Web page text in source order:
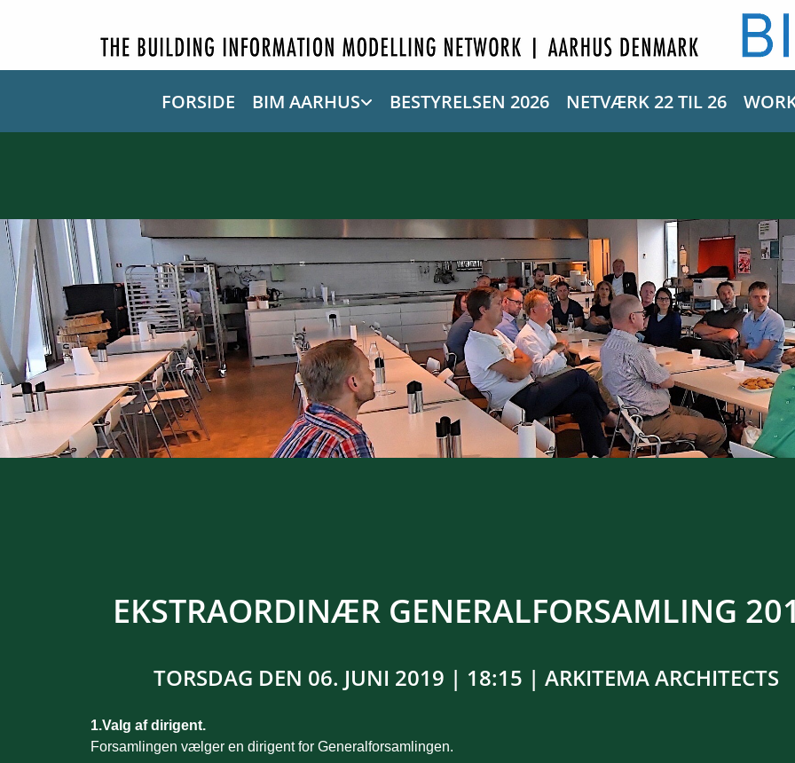
FORSIDE BIM AARHUS BESTYRELSEN 2026 NETVÆRK 22 TIL 26
EKSTRAORDINÆR GENERALFORSAMLING
TORSDAG DEN 06. JUNI 2019 | 18:15 | ARKITEMA ARCHITECTS
1.Valg af dirigent.
Forsamlingen vælger en dirigent for Generalforsamlingen.